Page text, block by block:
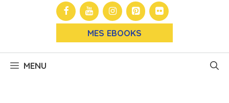
MES EBOOKS
MENU